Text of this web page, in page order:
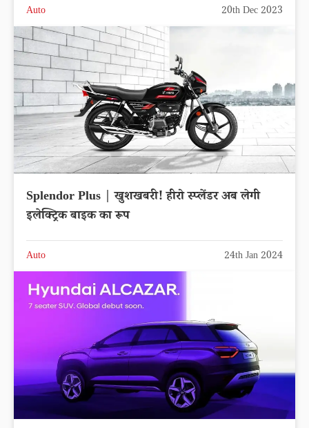
Auto 20th Dec 2023
Splendor Plus | खुशखबरी! हीरो स्प्लेंडर अब लेगी
इलेक्ट्रिक बाइक का रूप
Auto 24th Jan 2024